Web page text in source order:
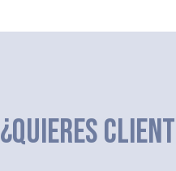
¿QUIERES